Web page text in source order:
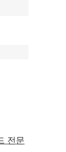
전문